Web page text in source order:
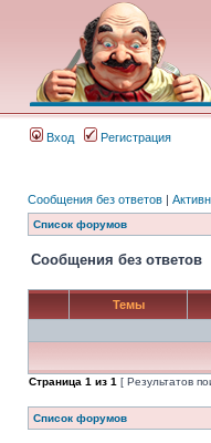
Вход Регистрация
Сообщения без ответов |
Список форумов
Сообщения без ответов
Темы
Страница 1 из 1 [ Результатов
Список форумов